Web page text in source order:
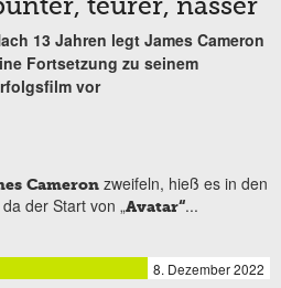
teurer, nasser
13 Jahren legt James Cameron
Fortsetzung zu seinem
vor
Cameron zweifeln, hieß es in den
der Start von „Avatar“...
8. Dezember 2022